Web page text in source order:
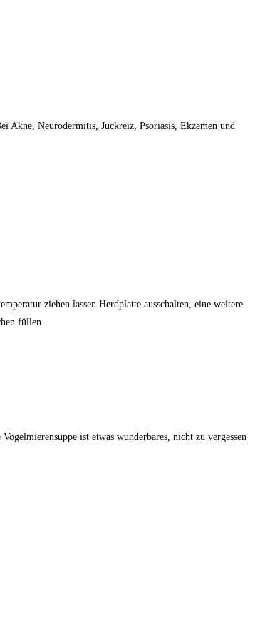
Akne, Neurodermitis, Juckreiz, Psoriasis, Ekzemen und
ziehen lassen Herdplatte ausschalten, eine weitere
füllen.
ist etwas wunderbares, nicht zu vergessen